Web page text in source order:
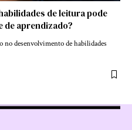
de leitura pode
de aprendizado?
no desenvolvimento de habilidades